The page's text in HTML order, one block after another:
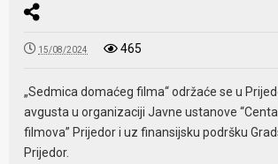
15/08/2024 465
„Sedmica domaćeg filma“ održaće se u
avgusta u organizaciji Javne ustanove
filmova” Prijedor i uz finansijsku podršku
Prijedor.